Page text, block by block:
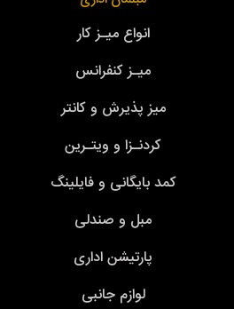
انواع میـز کار
میـز کنفرانس
میز پذیرش و کانتر
کردنـزا و ویتـرین
کمد بایگانی و فایلینگ
مبل و صندلی
پارتیشن اداری
لوازم جانبی